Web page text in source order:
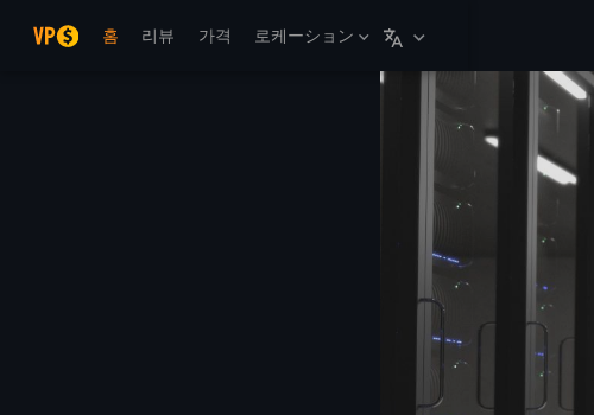
홈
리뷰 가격 로케ーション